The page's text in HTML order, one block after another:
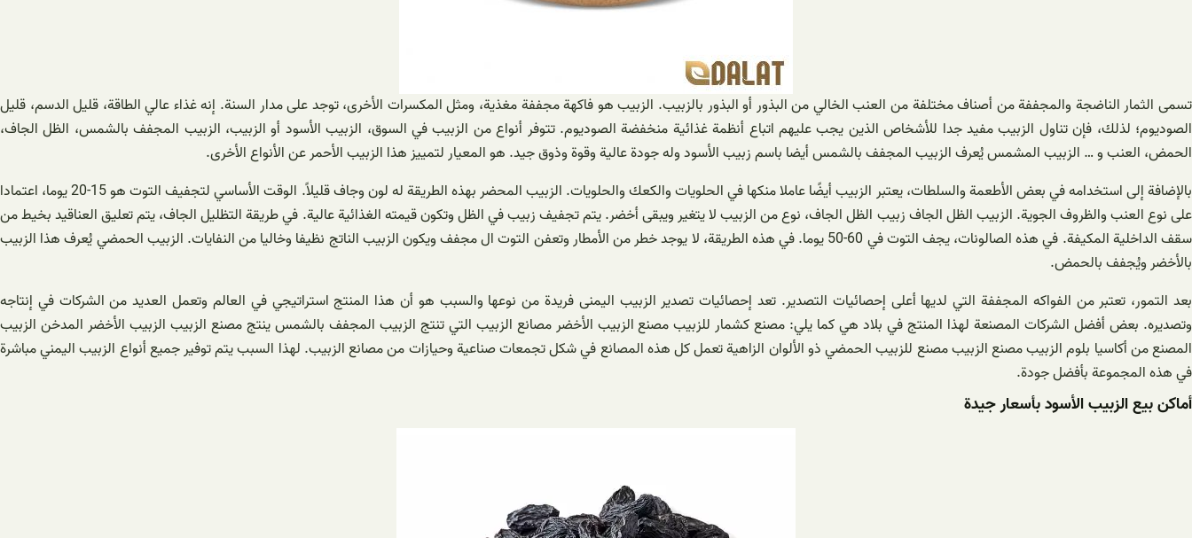
تسمى الثمار الناضجة والمجففة من أصناف مختلفة من العنب الخالي من البذور أو البذور بالزبيب. الزبيب هو فاكهة مجففة مغذية، ومثل المكسرات الأخرى، توجد على مدار السنة. إنه غذاء عالي الطاقة، قليل الدسم، قليل
الصوديوم؛ لذلك، فإن تناول الزبيب مفيد جدا للأشخاص الذين يجب عليهم اتباع أنظمة غذائية منخفضة الصوديوم. تتوفر أنواع من الزبيب في السوق، الزبيب الأسود أو الزبيب، الزبيب المجفف بالشمس، الظل الجاف،
الحمض، العنب و … الزبيب المشمس يُعرف الزبيب المجفف بالشمس أيضا باسم زبيب الأسود وله جودة عالية وقوة وذوق جيد. هو المعيار لتمييز هذا الزبيب الأحمر عن الأنواع الأخرى.
بالإضافة إلى استخدامه في بعض الأطعمة والسلطات، يعتبر الزبيب أيضًا عاملا منكها في الحلويات والكعك والحلويات. الزبيب المحضر بهذه الطريقة له لون وجاف قليلاً. الوقت الأساسي لتجفيف التوت هو 15-20 يوما، اعتمادا
على نوع العنب والظروف الجوية. الزبيب الظل الجاف زبيب الظل الجاف، نوع من الزبيب لا يتغير ويبقى أخضر. يتم تجفيف زبیب في الظل وتكون قيمته الغذائية عالية. في طريقة التظليل الجاف، يتم تعليق العناقيد بخيط من
سقف الداخلية المكيفة. في هذه الصالونات، يجف التوت في 60-50 يوما. في هذه الطريقة، لا يوجد خطر من الأمطار وتعفن التوت ال مجفف ويكون الزبيب الناتج نظيفا وخاليا من النفايات. الزبيب الحمضي يُعرف هذا الزبيب
بالأخضر ويُجفف بالحمض.
بعد التمور، تعتبر من الفواكه المجففة التي لديها أعلى إحصائيات التصدير. تعد إحصائيات تصدير الزبيب الیمنی فريدة من نوعها والسبب هو أن هذا المنتج استراتيجي في العالم وتعمل العديد من الشركات في إنتاجه
وتصديره. بعض أفضل الشركات المصنعة لهذا المنتج في بلاد هي كما يلي: مصنع كشمار للزبيب مصنع الزبيب الأخضر مصانع الزبيب التي تنتج الزبيب المجفف بالشمس ينتج مصنع الزبيب الزبيب الأخضر المدخن الزبيب
المصنع من أكاسيا بلوم الزبيب مصنع الزبيب مصنع للزبيب الحمضي ذو الألوان الزاهية تعمل كل هذه المصانع في شكل تجمعات صناعية وحيازات من مصانع الزبيب. لهذا السبب يتم توفير جميع أنواع الزبيب اليمني مباشرة
في هذه المجموعة بأفضل جودة.
أماكن بيع الزبيب الأسود بأسعار جيدة